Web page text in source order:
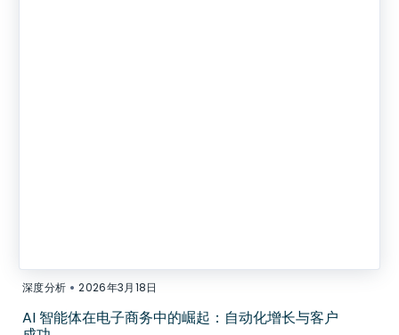
深度分析 • 2026年3月18日
AI 智能体在电子商务中的崛起：自动化增长与客户